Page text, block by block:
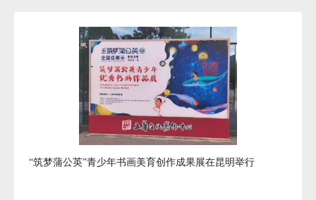
“筑梦蒲公英”青少年书画美育创作成果展在昆明举行